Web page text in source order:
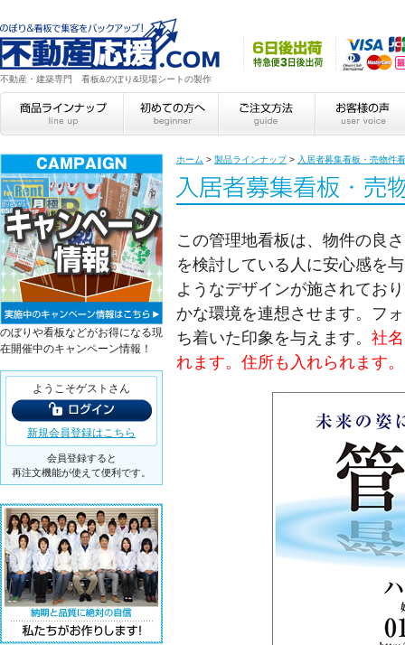
不動産・建築専門 看板&のぼり&現場シートの製作
ホーム > 製品ラインナップ> 入居者募集看板・売物件
この管理地看板は、物件の良
を検討している人に安心感を
ようなデザインが施されてお
かな環境を連想させます。フ
ち着いた印象を与えます。 社
れます。住所も入れられます。
のぼりや看板などがお得になる現
在開催中のキャンペーン情報！
ようこそゲストさん
新規会員登録はこちら
会員登録すると
再注文機能が使えて便利です。